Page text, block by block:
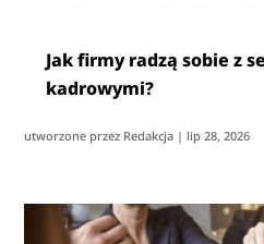
Jak firmy radzą sobie z
kadrowymi?
utworzone przez Redakcja | lip 28, 2026